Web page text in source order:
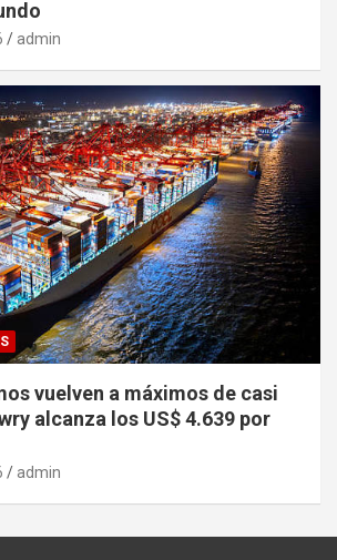
admin
vuelven a máximos de casi
alcanza los US$ 4.639 por
admin